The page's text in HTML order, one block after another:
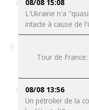
08/08 15:08
L'Ukraine n'a
intacte à cause de
Tour de
08/08 13:56
Un pétrolier de la